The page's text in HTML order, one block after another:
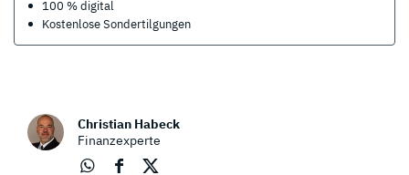
100 % digital
Kostenlose Sondertilgungen
Christian Habeck
Finanzexperte